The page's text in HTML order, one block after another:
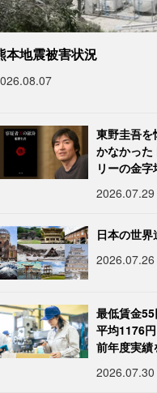
本地震被害状況
東野圭吾を
かなかっ
リーの金
2026.07.29
日本の世
2026.07.26
最低賃金
平均1176
前年度実績
2026.07.30